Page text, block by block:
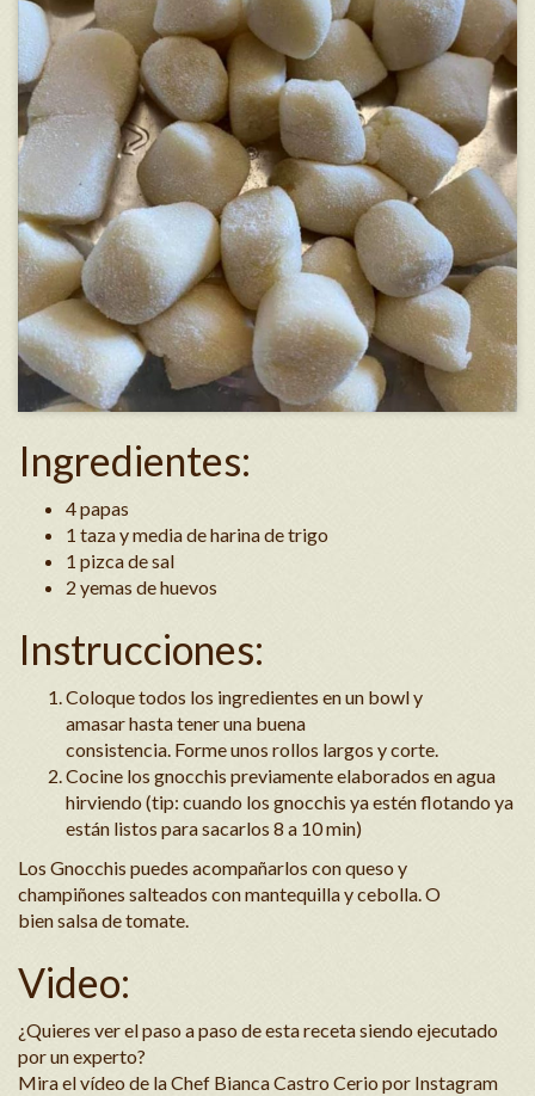
Ingredientes:
4 papas
1 taza y media de harina de trigo
1 pizca de sal
2 yemas de huevos
Instrucciones:
Coloquetodos los ingredientes en un bowly
amasarhasta tener una buena
consistencia. Formeunos rollos largos ycorte.
Cocine los gnocchis previamente elaborados en agua
hirviendo(tip: cuando los gnocchis ya estén flotando ya
están listos para sacarlos 8 a 10 min)
Los Gnocchis puedes acompañarlos con queso y
champiñones salteados con mantequilla y cebolla.O
biensalsa de tomate.
Video:
¿Quieres ver el paso a paso de esta receta siendo ejecutado
por un experto?
Mira el vídeo de la Chef Bianca Castro Cerio por Instagram